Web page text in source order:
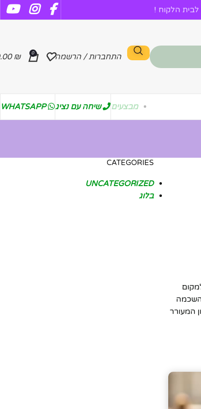
הלקוח !
התחברות / הרשמה 0
₪
מבצעים שיחה עם נציג WHATSAPP
המעורר
CATEGORIES
UNCATEGORIZED
בלוג